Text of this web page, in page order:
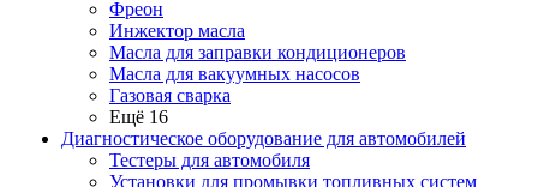
Фреон
Инжектор масла
Масла для заправки кондиционеров
Масла для вакуумных насосов
Газовая сварка
Ещё 16
Диагностическое оборудование для автомобилей
Тестеры для автомобиля
Установки для промывки топливных систем